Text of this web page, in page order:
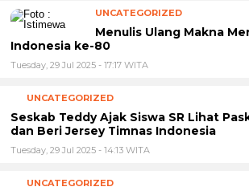
UNCATEGORIZED
Menulis Ulang Makna
Indonesia ke-80
Tuesday, 29 Jul 2025 - 17:17 WITA
UNCATEGORIZED
Seskab Teddy Ajak Siswa SR Lihat
dan Beri Jersey Timnas Indonesia
Tuesday, 29 Jul 2025 - 14:13 WITA
UNCATEGORIZED